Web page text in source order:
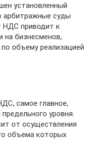
установленный
арбитражные суды
НДС приводит к
на бизнесменов,
объему реализацией
самое главное,
уровня.
от осуществления
объема которых